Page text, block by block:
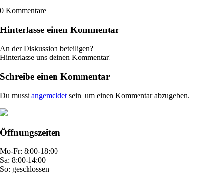
0 Kommentare
Hinterlasse einen Kommentar
An der Diskussion beteiligen?
Hinterlasse uns deinen Kommentar!
Schreibe einen Kommentar
Du musst angemeldet sein, um einen Kommentar abzugeben.
Öffnungszeiten
Mo-Fr: 8:00-18:00
Sa: 8:00-14:00
So: geschlossen